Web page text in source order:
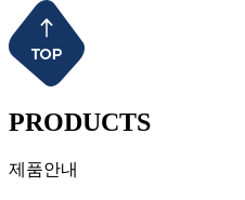
PRODUCTS
제품안내